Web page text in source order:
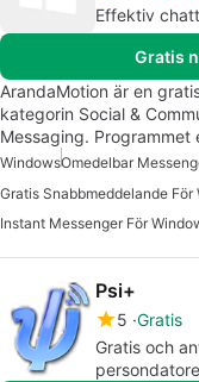
Effektiv
Gratis
ArandaMotion är en
kategorin Social &
Messaging.
WindowsOmedelbar
Gratis Snabbmeddelande För
Instant Messenger För
Psi+
5 Gratis
Gratis och